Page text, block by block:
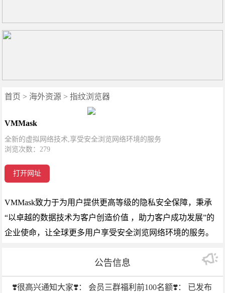
首页 > 海外资源 >指纹浏览器
VMMask
全新的虚拟网络技术,享受安全浏览网络环境的服务
浏览次数：279
打开网址
VMMask致力于为用户提供更高等级的隐私安全保障，秉承
“以卓越的数据技术为客户创造价值 ，助力客户成功发展”的
企业使命，让全球更多用户享受安全浏览网络环境的服务。
公告信息
❣️很高兴通知大家❣️： 会员三群福利前100名额❣️： 已发布